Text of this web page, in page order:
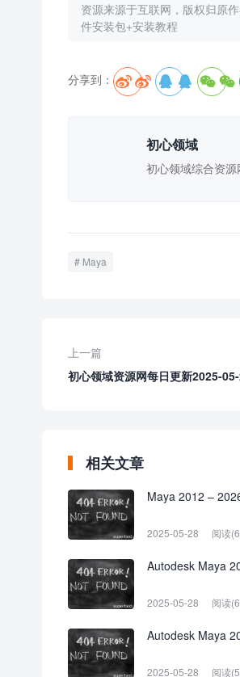
资源来源于互联网，版权归原
件安装包+安装教程
分享到：   
初心领域
初心领域综合资
Maya
上一篇
初心领域资源网每日更新2025-
相关文章
Maya 2012 –
2025-05-28 阅读
Autodesk Maya
2025-05-28 阅读
Autodesk Maya
2025-05-28 阅读